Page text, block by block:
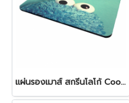
แผ่นรองเมาส์ สกรีนโลโก้ Cookie monster Mouse Pad